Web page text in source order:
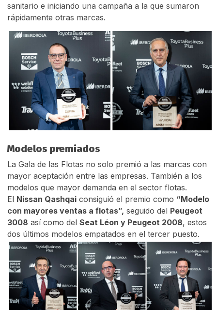
sanitario e iniciando una campaña a la que sumaron
rápidamente otras marcas.
Modelos premiados
La Gala de las Flotas no solo premió a las marcas con
mayor aceptación entre las empresas. También a los
modelos que mayor demanda en el sector flotas.
El Nissan Qashqai consiguió el premio como “Modelo
con mayores ventas a flotas”, seguido del Peugeot
3008 así como del Seat Léon y Peugeot 2008, estos
dos últimos modelos empatados en el tercer puesto.